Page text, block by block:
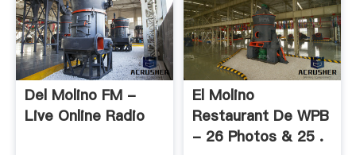
Del Molino FM -
Live Online Radio
El Molino
Restaurant De WPB
- 26 Photos & 25 .